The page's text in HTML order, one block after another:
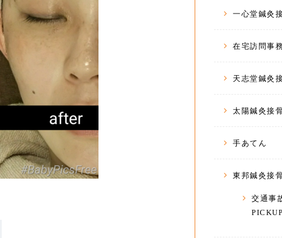
一心堂鍼灸
在宅訪問事
天志堂鍼灸
太陽鍼灸接
手あてん
東邦鍼灸接
交通事
PICKUP